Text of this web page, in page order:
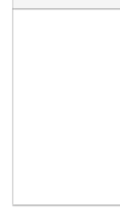
Вставка цитаты
Вставка